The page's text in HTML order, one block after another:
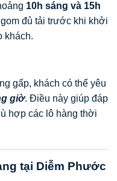
10h sáng và 15h
đủ tải trước khi khởi
khách.
gấp, khách có thể yêu
giờ. Điều này giúp đáp
hợp các lô hàng thời
tại Diễm Phước